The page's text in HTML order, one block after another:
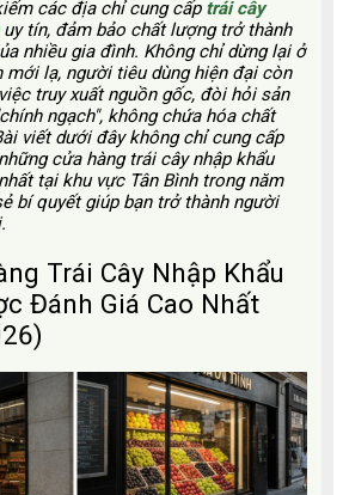
các địa chỉ cung cấp trái cây
uy tín, đảm bảo chất lượng trở thành
nhiều gia đình. Không chỉ dừng lại ở
mới lạ, người tiêu dùng hiện đại còn
truy xuất nguồn gốc, đòi hỏi sản
ngạch", không chứa hóa chất
viết dưới đây không chỉ cung cấp
cửa hàng trái cây nhập khẩu
tại khu vực Tân Bình trong năm
bí quyết giúp bạn trở thành người
Trái Cây Nhập Khẩu
Đánh Giá Cao Nhất